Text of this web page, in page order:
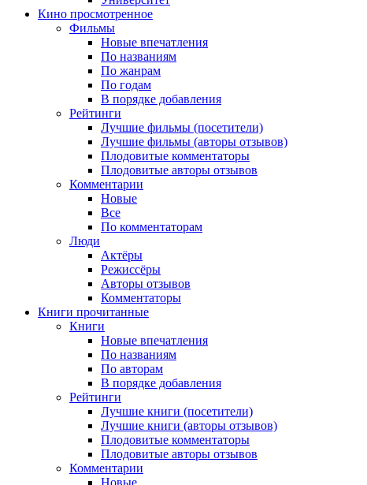
Кино просмотренное
Фильмы
Новые впечатления
По названиям
По жанрам
По годам
В порядке добавления
Рейтинги
Лучшие фильмы (посетители)
Лучшие фильмы (авторы отзывов)
Плодовитые комментаторы
Плодовитые авторы отзывов
Комментарии
Новые
Все
По комментаторам
Люди
Актёры
Режиссёры
Авторы отзывов
Комментаторы
Книги прочитанные
Книги
Новые впечатления
По названиям
По авторам
В порядке добавления
Рейтинги
Лучшие книги (посетители)
Лучшие книги (авторы отзывов)
Плодовитые комментаторы
Плодовитые авторы отзывов
Комментарии
Новые